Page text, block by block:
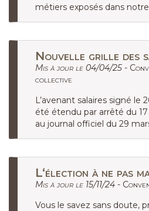
métiers exposés dans
Nouvelle grille des
Mis à jour le 04/04/25 -
collective
L’avenant salaires signé le
été étendu par arrêté du
au journal officiel du 29
L‘élection à ne pas
Mis à jour le 15/11/24 -
Vous le savez sans doute,